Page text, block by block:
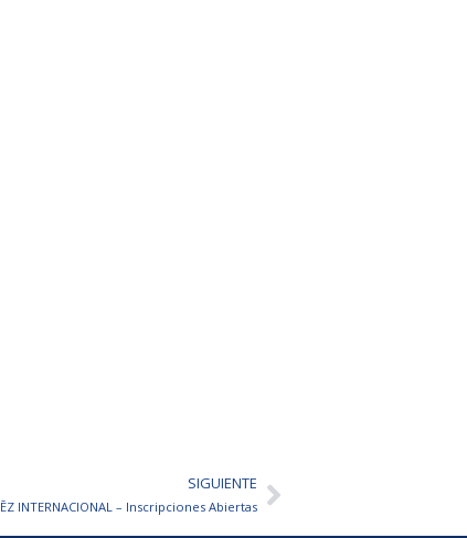
SIGUIENTE
INTERNACIONAL – Inscripciones AbiertasSiguiente